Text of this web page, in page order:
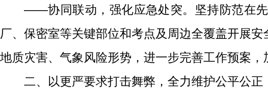
——协同联动，强化应急处突。坚持防范在
厂、保密室等关键部位和考点及周边全覆盖开展
地质灾害、气象风险形势，进一步完善工作预案
二、以更严要求打击舞弊，全力维护公平公正